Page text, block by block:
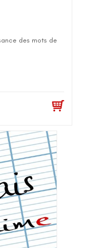
des mots de